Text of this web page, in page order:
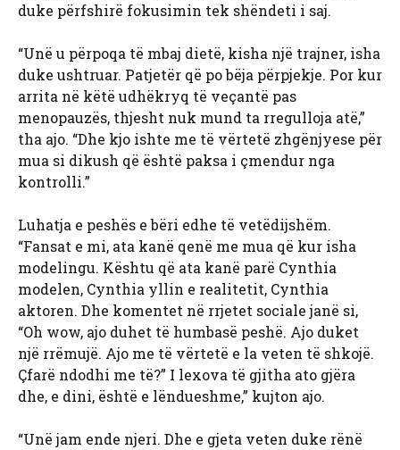
duke përfshirë fokusimin tek shëndeti i saj.
“Unë u përpoqa të mbaj dietë, kisha një trajner, isha
duke ushtruar. Patjetër që po bëja përpjekje. Por kur
arrita në këtë udhëkryq të veçantë pas
menopauzës, thjesht nuk mund ta rregulloja atë,”
tha ajo. “Dhe kjo ishte me të vërtetë zhgënjyese për
mua si dikush që është paksa i çmendur nga
kontrolli.”
Luhatja e peshës e bëri edhe të vetëdijshëm.
“Fansat e mi, ata kanë qenë me mua që kur isha
modelingu. Kështu që ata kanë parë Cynthia
modelen, Cynthia yllin e realitetit, Cynthia
aktoren. Dhe komentet në rrjetet sociale janë si,
“Oh wow, ajo duhet të humbasë peshë. Ajo duket
një rrëmujë. Ajo me të vërtetë e la veten të shkojë.
Çfarë ndodhi me të?” I lexova të gjitha ato gjëra
dhe, e dini, është e lëndueshme,” kujton ajo.
“Unë jam ende njeri. Dhe e gjeta veten duke rënë